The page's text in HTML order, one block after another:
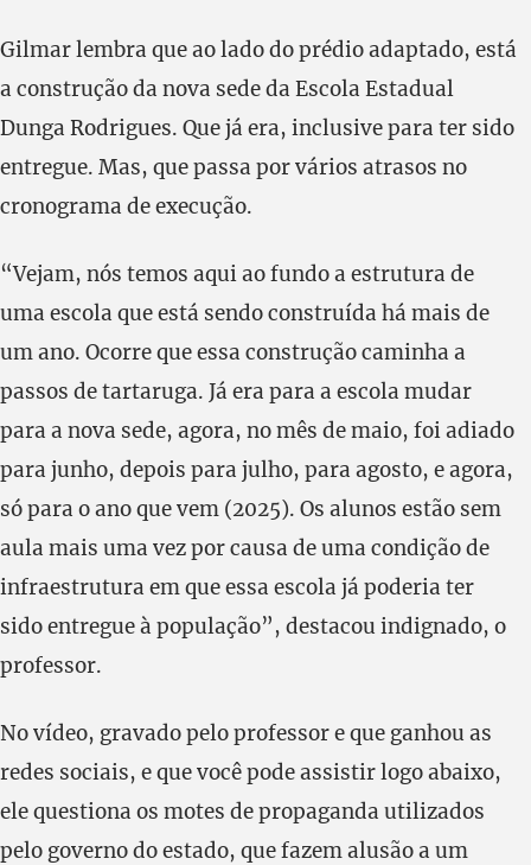
Gilmar lembra que ao lado do prédio adaptado, está
a construção da nova sede da Escola Estadual
Dunga Rodrigues. Que já era, inclusive para ter sido
entregue. Mas, que passa por vários atrasos no
cronograma de execução.
“Vejam, nós temos aqui ao fundo a estrutura de
uma escola que está sendo construída há mais de
um ano. Ocorre que essa construção caminha a
passos de tartaruga. Já era para a escola mudar
para a nova sede, agora, no mês de maio, foi adiado
para junho, depois para julho, para agosto, e agora,
só para o ano que vem (2025). Os alunos estão sem
aula mais uma vez por causa de uma condição de
infraestrutura em que essa escola já poderia ter
sido entregue à população”, destacou indignado, o
professor.
No vídeo, gravado pelo professor e que ganhou as
redes sociais, e que você pode assistir logo abaixo,
ele questiona os motes de propaganda utilizados
pelo governo do estado, que fazem alusão a um